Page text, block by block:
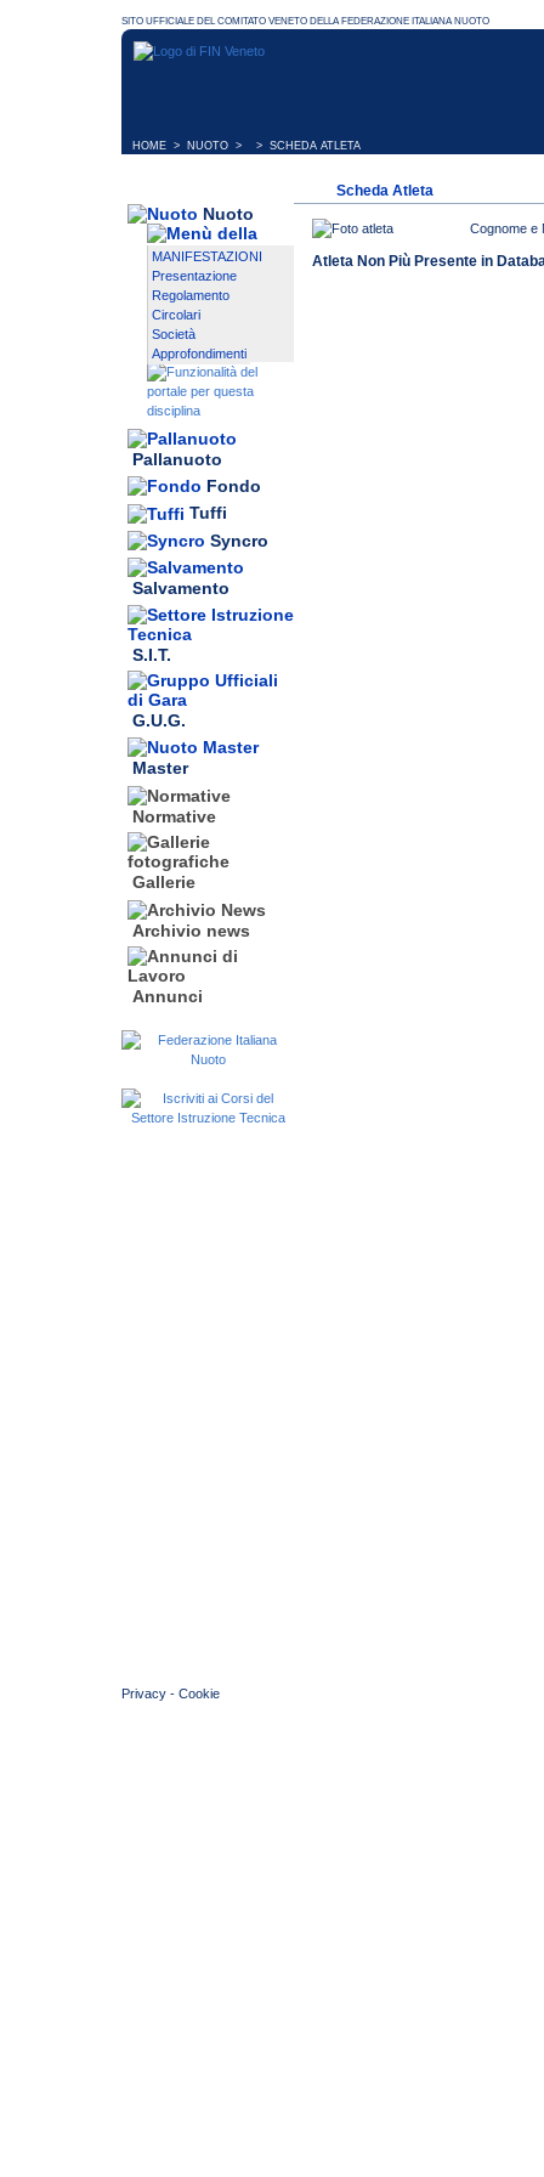
HOME > NUOTO > > SCHEDA ATLETA
Nuoto
MANIFESTAZIONI
Presentazione
Regolamento
Circolari
Società
Approfondimenti
Pallanuoto
Fondo
Tuffi
Syncro
Salvamento
S.I.T.
G.U.G.
Master
Normative
Gallerie
Archivio news
Annunci
Scheda Atleta
Cognome e
Atleta Non Più Presente in
Privacy - Cookie